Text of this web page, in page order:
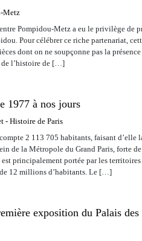
Metz
Pompidou-Metz a eu le privilège de
Pour célébrer ce riche partenariat,
dont on ne soupçonne pas la
de l’histoire de […]
1977 à nos jours
- Histoire de Paris
2 113 705 habitants, faisant d’elle
de la Métropole du Grand Paris, forte
principalement portée par les
12 millions d’habitants. Le […]
exposition du Palais des